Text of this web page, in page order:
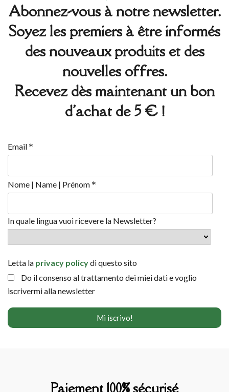
Abonnez-vous à notre newsletter.
Soyez les premiers à être informés
des nouveaux produits et des
nouvelles offres.
Recevez dès maintenant un bon
d'achat de 5 € !
Email *
Nome | Name | Prénom *
In quale lingua vuoi ricevere la Newsletter?
Letta la privacy policydi questo sito
Do il consenso al trattamento dei miei dati e voglio
iscrivermi alla newsletter
Paiement 100% sécurisé